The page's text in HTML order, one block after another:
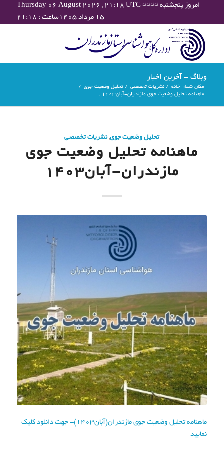
Thursday 06 August 2026 , 21:18 UTC ¤¤¤¤ امروز پنجشنبه
۱۵ مرداد ۱۴۰۵ساعت : ۲۱:۱۸
وبلاگ - آخرین اخبار
مکان شما: خانه / نشریات تخصصی / تحلیل وضعیت جوی /
ماهنامه تحلیل وضعیت جوی مازندران-آبان۱۴۰۳...
تحلیل وضعیت جوی,نشریات تخصصی
ماهنامه تحلیل وضعیت جوی
مازندران-آبان۱۴۰۳
ماهنامه تحلیل وضعیت جوی مازندران(آبان1403)- جهت دانلود کلیک
نمایید